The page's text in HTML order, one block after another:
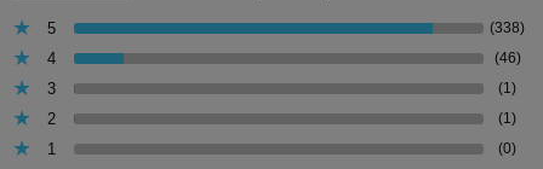
5 (338)
4 (46)
3 (1)
2 (1)
1 (0)